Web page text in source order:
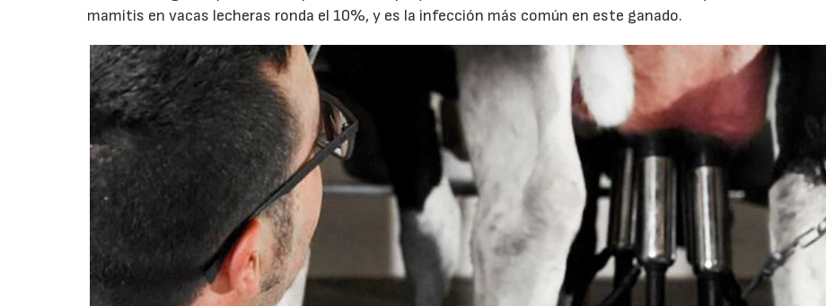
mamitis en vacas lecheras ronda el 10%, y es la infección más común en este ganado.